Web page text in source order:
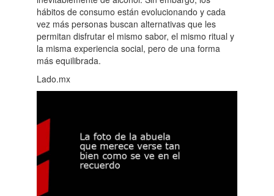
hábitos de consumo están evolucionando y cada
vez más personas buscan alternativas que les
permitan disfrutar el mismo sabor, el mismo ritual y
la misma experiencia social, pero de una forma
más equilibrada.
Lado.mx